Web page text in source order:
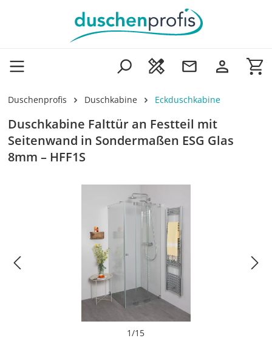
Zum Hauptinhalt springen
Duschenprofis Duschkabine Eckduschkabine
Duschkabine Falttür an Festteil mit
Seitenwand in Sondermaßen ESG Glas
8mm – HFF1S
1/15